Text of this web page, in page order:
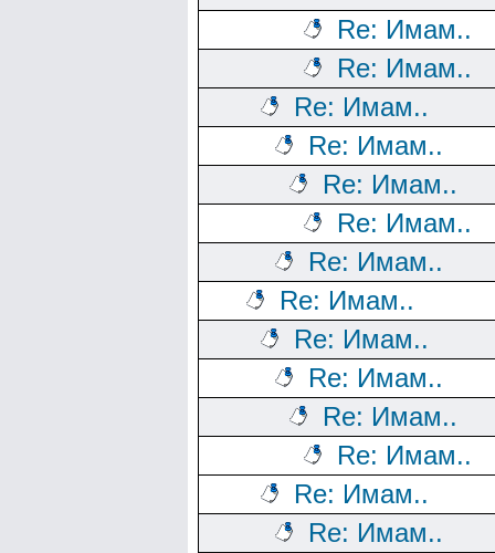
Re: Имам..
Re: Имам..
Re: Имам..
Re: Имам..
Re: Имам..
Re: Имам..
Re: Имам..
Re: Имам..
Re: Имам..
Re: Имам..
Re: Имам..
Re: Имам..
Re: Имам..
Re: Имам..